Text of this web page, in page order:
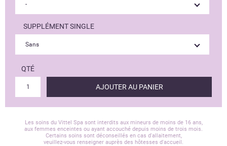
SUPPLÉMENT SINGLE
QTÉ
AJOUTER AU PANIER
Les soins du Vittel Spa sont interdits aux mineurs de moins de 16 ans,
aux femmes enceintes ou ayant accouché depuis moins de trois mois.
Certains soins sont déconseillés en cas d'allaitement,
veuillez-vous renseigner auprès des hôtesses d'accueil.